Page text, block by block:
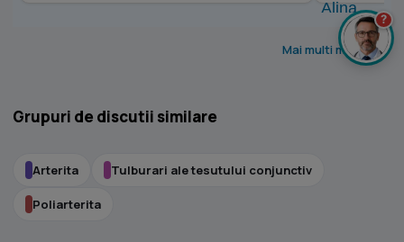
Mai multi medici >
Grupuri de discutii similare
Arterita Tulburari ale tesutului conjunctiv
Poliarterita
?